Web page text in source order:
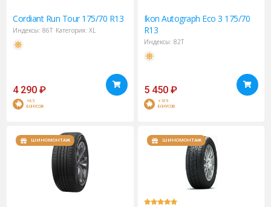
CordiantRun Tour 175/70 R13
Индексы: 86T Категория: XL
4 290 ₽
+85
БОНУСОВ
Ikon Autograph Eco 3 175/70
R13
Индексы: 82T
5 450 ₽
+109
БОНУСОВ
ШИНОМОНТАЖ ШИНОМОНТАЖ